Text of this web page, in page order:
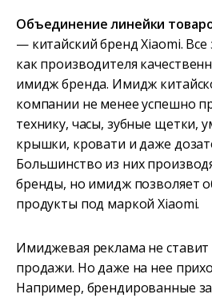
Объединение линейки
— китайский бренд Xiaomi.
как производителя
имидж бренда. Имидж
компании не менее успешно
технику, часы, зубные щетки,
крышки, кровати и даже
Большинство из них
бренды, но имидж позволяет
продукты под маркой Xiaomi.
Имиджевая реклама не
продажи. Но даже на нее
Например, брендированные